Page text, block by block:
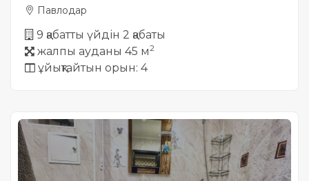
Павлодар
9 қабатты үйдін 2 қабаты
жалпы ауданы 45 м2
ұйықтайтын орын: 4